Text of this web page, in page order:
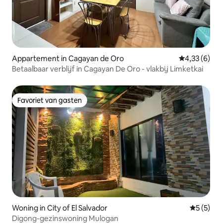
Appartement in Cagayan de Oro
4,33 (6)
Betaalbaar verblijf in Cagayan De Oro - vlakbij Limketkai
Favoriet van gasten
Favoriet van gasten
Woning in City of El Salvador
5 (5)
Digong-gezinswoning Mulogan